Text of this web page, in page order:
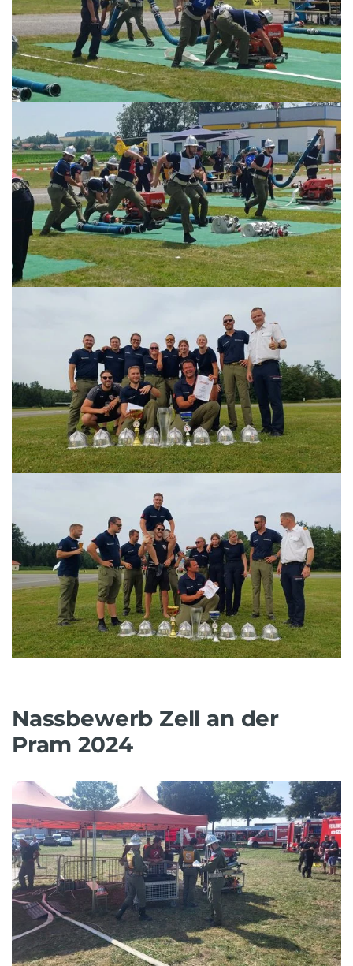
Nassbewerb Zell an der
Pram 2024